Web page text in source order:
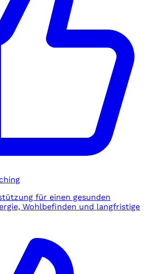
für einen gesunden
Wohlbefinden und langfristige